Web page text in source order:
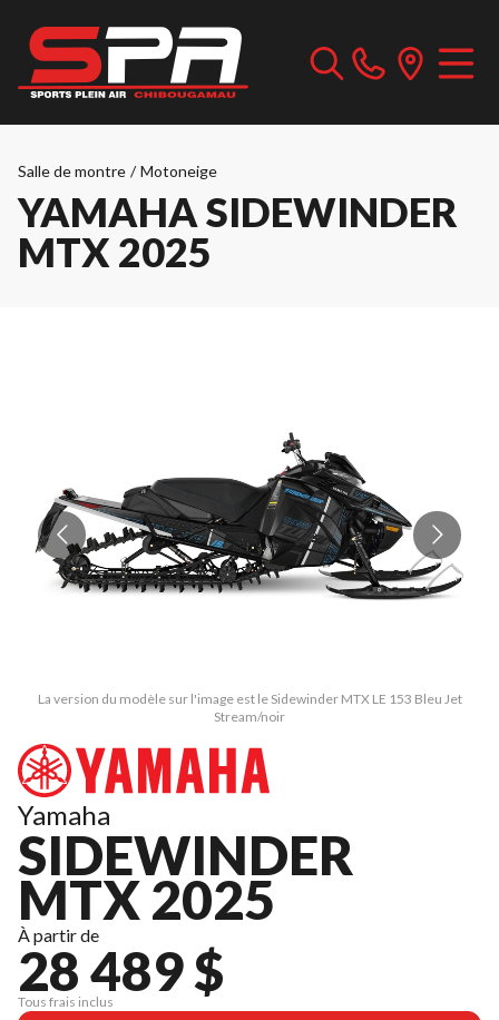
Salle de montre / Motoneige
YAMAHA SIDEWINDER
MTX 2025
La version du modèle sur l'image est le Sidewinder MTX LE 153 Bleu Jet
Stream/noir
Yamaha
SIDEWINDER
MTX 2025
À partir de
28 489 $
Tous frais inclus